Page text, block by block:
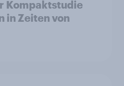
Kompaktstudie
in Zeiten von